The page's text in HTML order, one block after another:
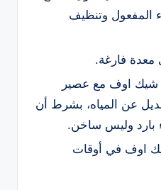
المفعول وتنظيف
معدة فارغة.
شيك اوف مع عصير
بديل عن المياه، بشرط أن
بارد وليس ساخن.
اوف في أوقات